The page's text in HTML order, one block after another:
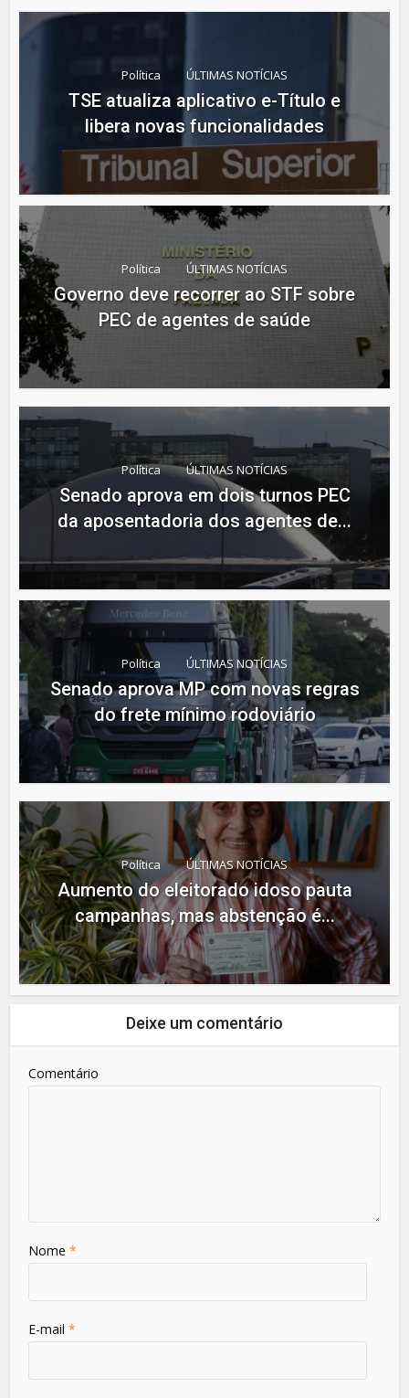
Política ÚLTIMAS NOTÍCIAS
TSE atualiza aplicativo e-Título e
libera novas funcionalidades
Política ÚLTIMAS NOTÍCIAS
Governo deve recorrer ao STF sobre
PEC de agentes de saúde
Política ÚLTIMAS NOTÍCIAS
Senado aprova em dois turnos PEC
da aposentadoria dos agentes de...
Política ÚLTIMAS NOTÍCIAS
Senado aprova MP com novas regras
do frete mínimo rodoviário
Política ÚLTIMAS NOTÍCIAS
Aumento do eleitorado idoso pauta
campanhas, mas abstenção é...
Deixe um comentário
Comentário
Nome*
E-mail*